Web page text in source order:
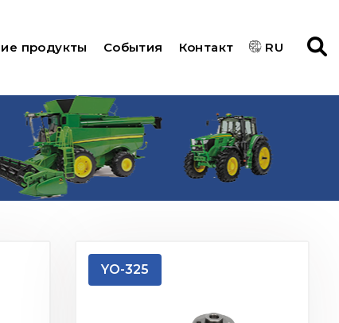
продукты События Контакт RU
YO-325